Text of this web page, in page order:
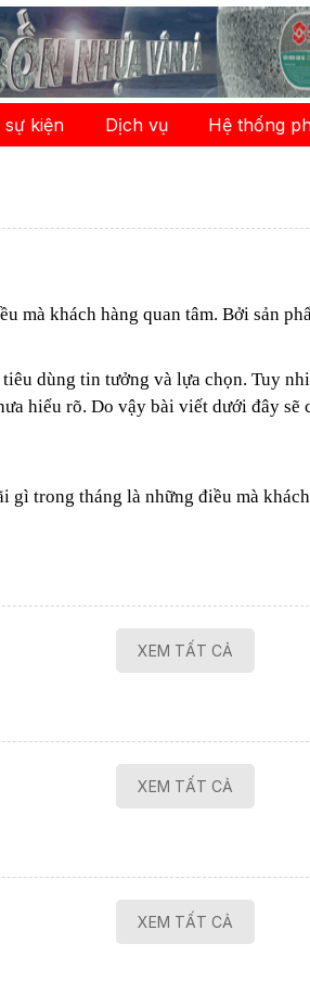
sự kiện Dịch vụ Hệ thống
mà khách hàng quan tâm. Bởi sản
dùng tin tưởng và lựa chọn. Tuy
hiểu rõ. Do vậy bài viết dưới đây sẽ
gì trong tháng là những điều mà
XEM TẤT CẢ
XEM TẤT CẢ
XEM TẤT CẢ